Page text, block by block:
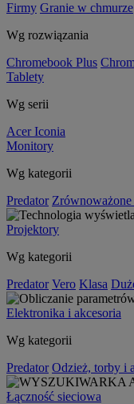
Firmy Granie w chmurze
Wg rozwiązania
Chromebook Plus
Tablety
Wg serii
Acer Iconia
Monitory
Wg kategorii
Predator
Projektory
Wg kategorii
Predator Vero Klasa
Elektronika i akcesoria
Wg kategorii
Predator Odzież, torby i
Łączność sieciowa